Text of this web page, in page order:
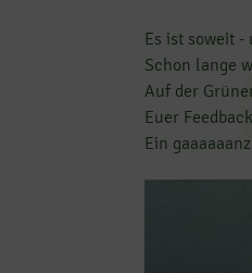
Es ist soweit
Schon lange
Auf der
Euer
Ein